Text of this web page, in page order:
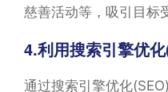
慈善活动等，吸引目标
4.利用搜索引擎优
通过搜索引擎优化